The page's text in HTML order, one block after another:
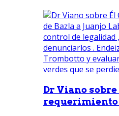
Dr Viano sobre
requerimiento